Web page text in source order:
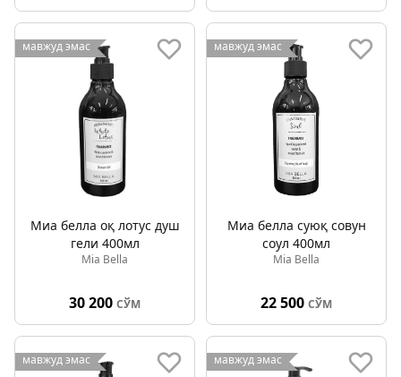
мавжуд эмас
Миа белла оқ лотус душ
гели 400мл
Mia Bella
30 200 СЎМ
мавжуд эмас
Миа белла суюқ совун
соул 400мл
Mia Bella
22 500 СЎМ
мавжуд эмас мавжуд эмас